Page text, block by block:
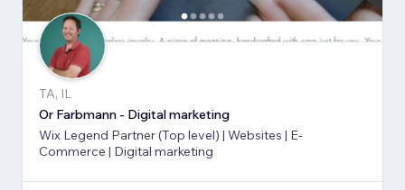
TA, IL
Or Farbmann - Digital marketing
Wix Legend Partner (Top level) | Websites | E-
Commerce | Digital marketing